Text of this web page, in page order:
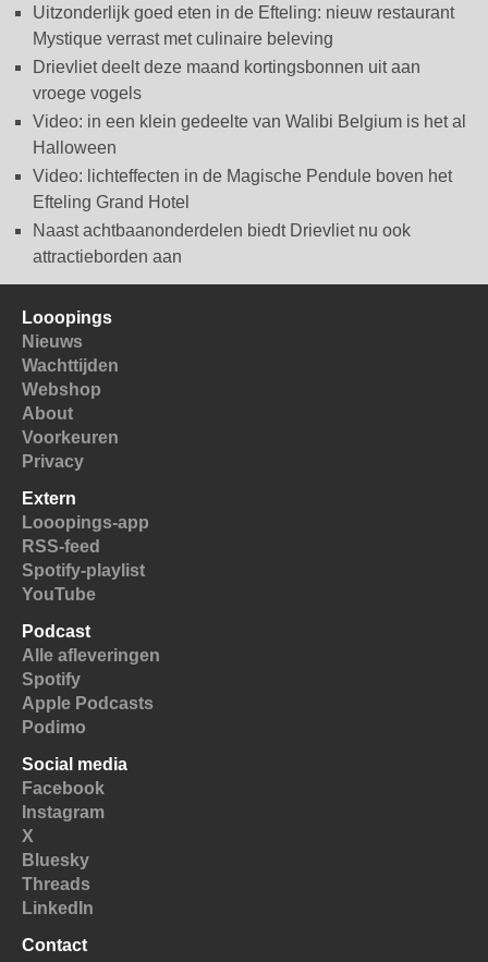
Uitzonderlijk goed eten in de Efteling: nieuw restaurant
Mystique verrast met culinaire beleving
Drievliet deelt deze maand kortingsbonnen uit aan
vroege vogels
Video: in een klein gedeelte van Walibi Belgium is het al
Halloween
Video: lichteffecten in de Magische Pendule boven het
Efteling Grand Hotel
Naast achtbaanonderdelen biedt Drievliet nu ook
attractieborden aan
Looopings
Nieuws
Wachttijden
Webshop
About
Voorkeuren
Privacy
Extern
Looopings-app
RSS-feed
Spotify-playlist
YouTube
Podcast
Alle afleveringen
Spotify
Apple Podcasts
Podimo
Social media
Facebook
Instagram
X
Bluesky
Threads
LinkedIn
Contact